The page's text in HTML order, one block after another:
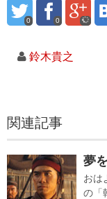
0 0
鈴木貴之
関連記事
夢
おは
の「